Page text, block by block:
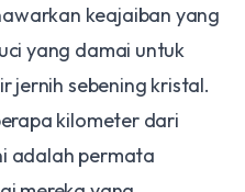
keajaiban yang
yang damai untuk
jernih sebening kristal.
kilometer dari
adalah permata